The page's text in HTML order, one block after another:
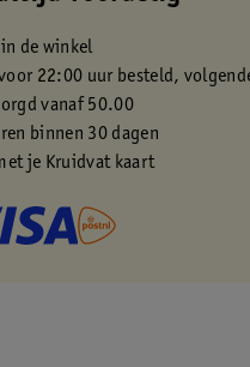
de winkel
22:00 uur besteld,
vanaf 50.00
binnen 30 dagen
je Kruidvat kaart